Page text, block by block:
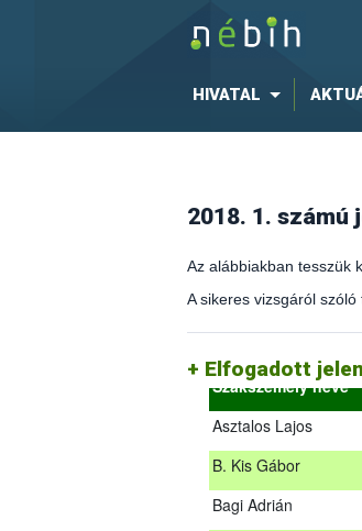
HIVATAL
2018. 1.
Az alábbiakban tesszük
A sikeres vizsgáról
Elfogadott
Szakszemély neve
Asztalos Lajos
B. Kis Gábor
Bagi Adrián
Az alábbiakban
A sikeres vizsgáról